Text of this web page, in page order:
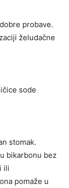
probave.
želudačne
sode
stomak.
bikarbonu bez
ili
pomaže u